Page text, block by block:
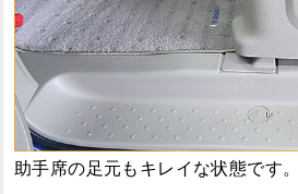
助手席の足元もキレイな状態です。